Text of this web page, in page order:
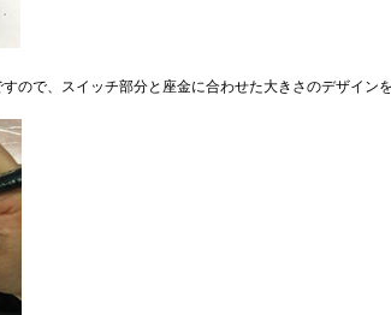
ので、スイッチ部分と座金に合わせた大きさのデザイン